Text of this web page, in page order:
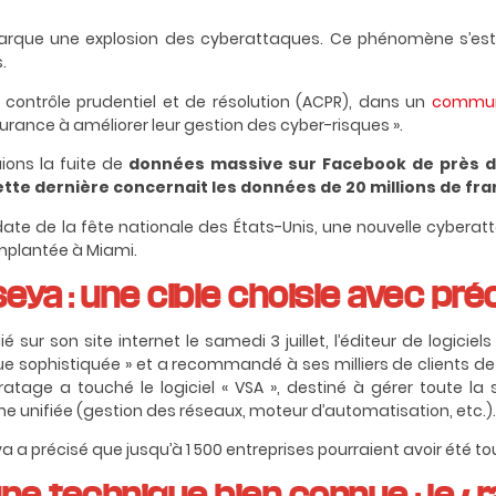
une explosion des cyberattaques. Ce phénomène
prudentiel et de résolution (ACPR), dans un
à améliorer leur gestion des cyber-risques ».
la fuite de données massive sur Facebook de près
dernière concernait les données de 20 millions de
de la fête nationale des États-Unis, une nouvelle
à Miami.
: une cible choisie avec
sur son site internet le samedi 3 juillet, l’éditeur de
sophistiquée » et a recommandé à ses milliers de clients
a touché le logiciel « VSA », destiné à gérer toute la
unifiée (gestion des réseaux, moteur d’automatisation, etc.).
a précisé que jusqu’à 1 500 entreprises pourraient avoir été